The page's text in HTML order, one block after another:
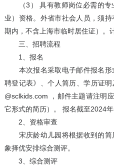
（3） 具有教师岗位必需的专
业）资格。外省市社会人员，须
期内，不含上海市临时居住证）。
三、招聘流程
1、报名
本次报名采取电子邮件报名形
聘登记表》、个人简历、学历证
@sclkids.com ，邮件主题请注明
它形式的简历）。 报名截至2024年
2、资格审查
宋庆龄幼儿园将根据收到的简
象择优安排综合测评。
3、综合测评